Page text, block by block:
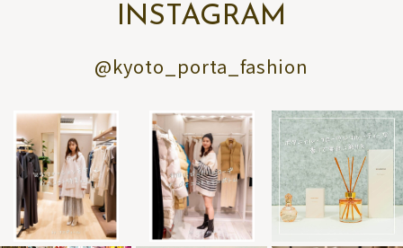
INSTAGRAM
@kyoto_porta_fashion